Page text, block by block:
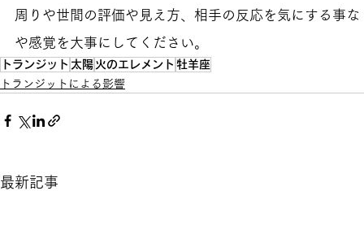
周りや世間の評価や見え方、相手の反応を気にする事
や感覚を大事にしてください。
トランジット 太陽 火のエレメント 牡羊座
トランジットによる影響
最新記事